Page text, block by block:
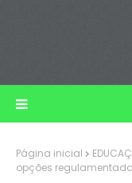
Página inicial
opções